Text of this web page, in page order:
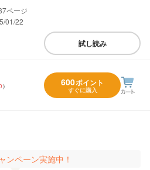
01/22
試し読み
） 600ポイント
すぐに購入
ンペーン実施中！